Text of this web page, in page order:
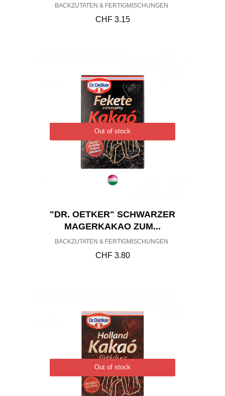
BACKZUTATEN & FERTIGMISCHUNGEN
CHF3.15
Out of stock
"DR. OETKER" SCHWARZER
MAGERKAKAO ZUM...
BACKZUTATEN & FERTIGMISCHUNGEN
CHF3.80
Out of stock